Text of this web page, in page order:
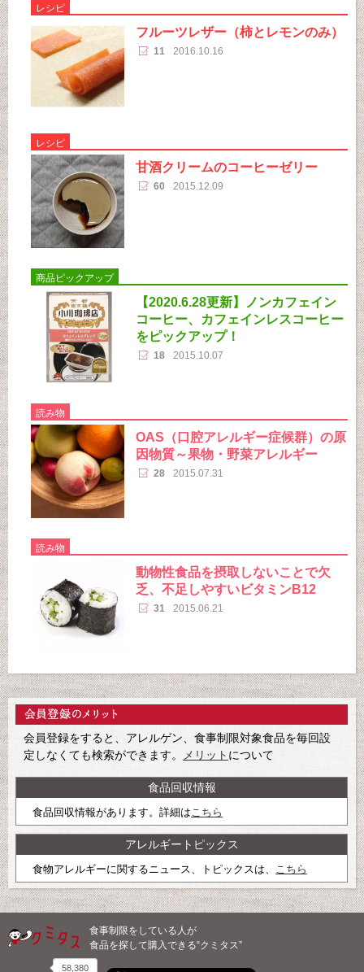
レシピ
フルーツレザー（柿とレモンのみ）
11 2016.10.16
レシピ
甘酒クリームのコーヒーゼリー
60 2015.12.09
商品ピックアップ
【2020.6.28更新】ノンカフェイン
コーヒー、カフェインレスコーヒー
をピックアップ！
18 2015.10.07
読み物
OAS（口腔アレルギー症候群）の原
因物質～果物・野菜アレルギー
28 2015.07.31
読み物
動物性食品を摂取しないことで欠
乏、不足しやすいビタミンB12
31 2015.06.21
会員登録をすると、アレルゲン、食事制限対象食品を毎回設
定しなくても検索ができます。
メリット について
食品回収情報
食品回収情報があります。詳細は こちら
アレルギートピックス
食物アレルギーに関するニュース、トピックスは、 こちら
食事制限をしている人が
食品を探して購入できる“クミタス”
58,380